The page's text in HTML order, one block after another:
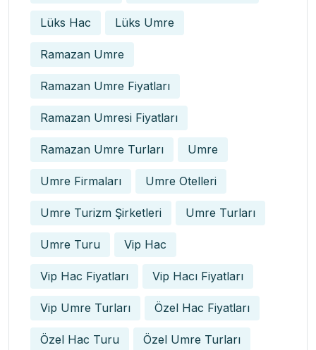
Lüks Hac Lüks Umre
Ramazan Umre
Ramazan Umre Fiyatları
Ramazan Umresi Fiyatları
Ramazan Umre Turları Umre
Umre Firmaları Umre Otelleri
Umre Turizm Şirketleri Umre Turları
Umre Turu Vip Hac
Vip Hac Fiyatları Vip Hacı Fiyatları
Vip Umre Turları Özel Hac Fiyatları
Özel Hac Turu Özel Umre Turları